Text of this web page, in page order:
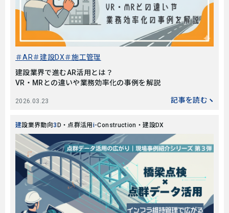
AR 建設DX
施工管理
建設業界で進むAR活用とは？
VR・MRとの違いや業務効率化の事例を解説
2026.03.23 記事を読む
建設業界動向 3D・点群活用 i-Construction・建設DX